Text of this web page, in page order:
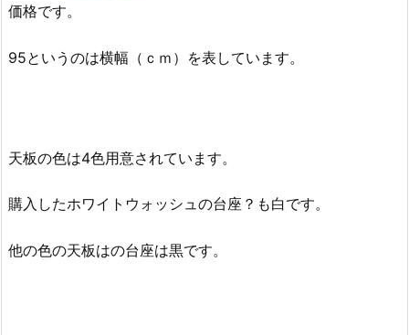
価格です。
95というのは横幅（ｃｍ）を表しています。
天板の色は4色用意されています。
購入したホワイトウォッシュの台座？も白です。
他の色の天板はの台座は黒です。